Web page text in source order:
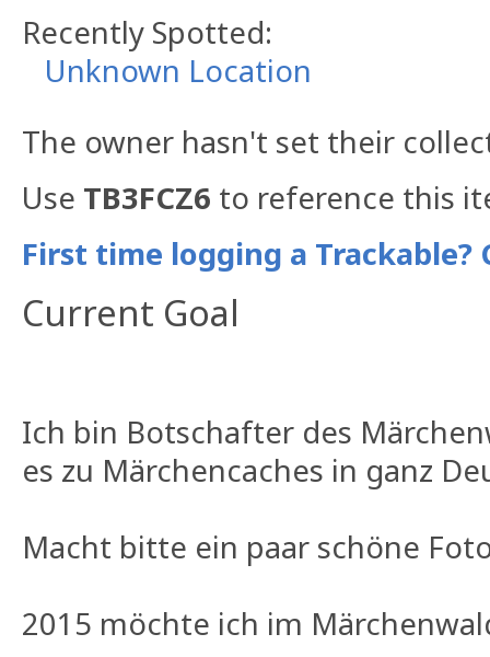
Recently Spotted:
Unknown Location
The owner hasn't set their
Use TB3FCZ6 to reference this
First time logging a Trackable?
Current Goal
Ich bin Botschafter des
es zu Märchencaches in ganz
Macht bitte ein paar schöne
2015 möchte ich im